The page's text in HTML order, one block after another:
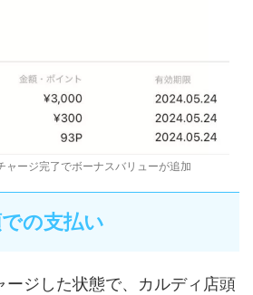
ャージ完了でボーナスバリューが追加
の支払い
ージした状態で、カルディ店頭